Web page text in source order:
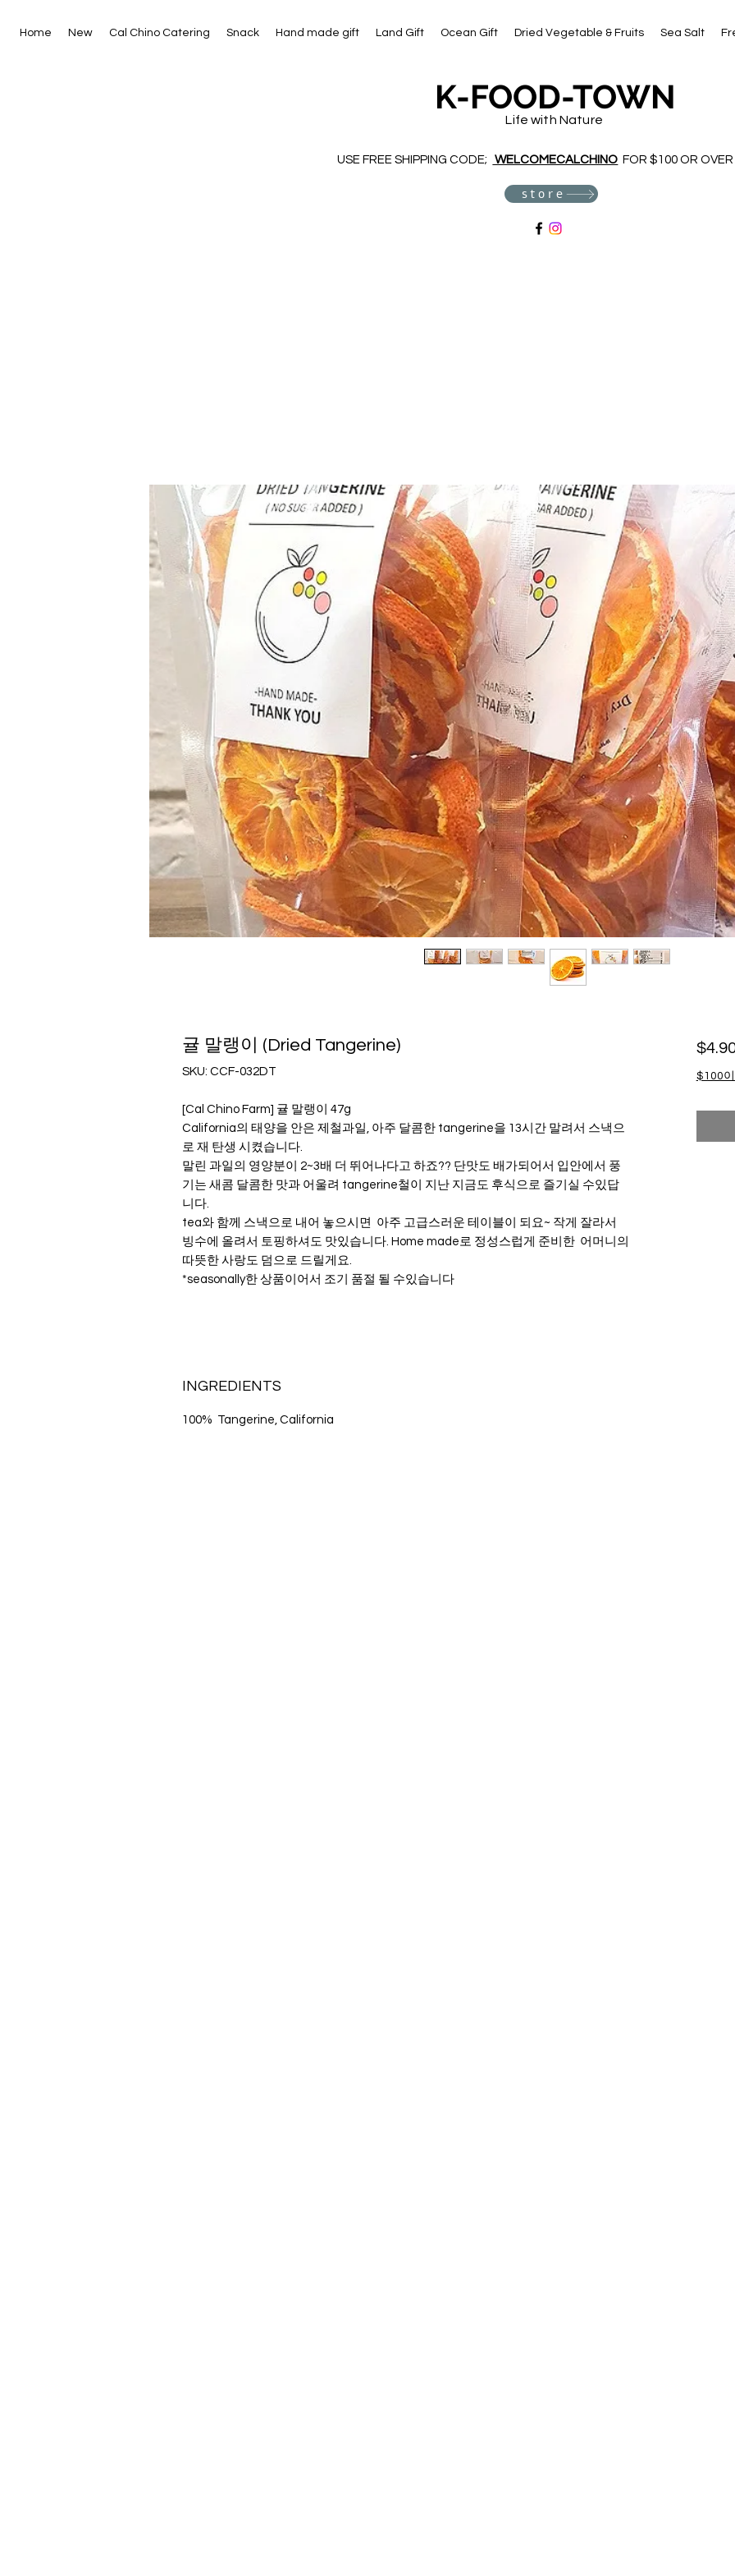
Home New Cal Chino Catering Snack Hand made gift Land Gift Ocean Gift Dried Vegetable & Fruits Sea Salt
K-FOOD-TOWN
USE FREE SHIPPING CODE; WELCOMECALCHINO FOR $100 OR
store
Life with Nature
귤 말랭이 (Dried Tangerine)
SKU: CCF-032DT
[Cal Chino Farm] 귤 말랭이 47g
California의 태양을 안은 제철과일, 아주 달콤한 tangerine을 13시간 말려서 스낵으
로 재 탄생 시켰습니다.
말린 과일의 영양분이 2~3배 더 뛰어나다고 하죠?? 단맛도 배가되어서 입안에서 풍
기는 새콤 달콤한 맛과 어울려 tangerine철이 지난 지금도 후식으로 즐기실 수있답
니다.
tea와 함께 스낵으로 내어 놓으시면 아주 고급스러운 테이블이 되요~ 작게 잘라서
빙수에 올려서 토핑하셔도 맛있습니다. Home made로 정성스럽게 준비한 어머니의
따뜻한 사랑도 덤으로 드릴게요.
*seasonally한 상품이어서 조기 품절 될 수있습니다
INGREDIENTS
100% Tangerine, California
$100